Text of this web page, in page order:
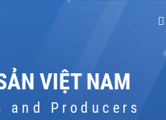
VIỆT NAM
Producers